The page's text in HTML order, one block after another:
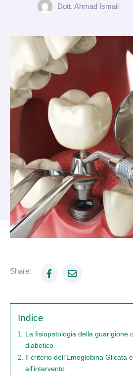
Dott. Ahmad Ismail
Share:
Indice
La fisiopatologia della guarigione
diabetico
Il criterio dell’Emoglobina Glicata
all’intervento